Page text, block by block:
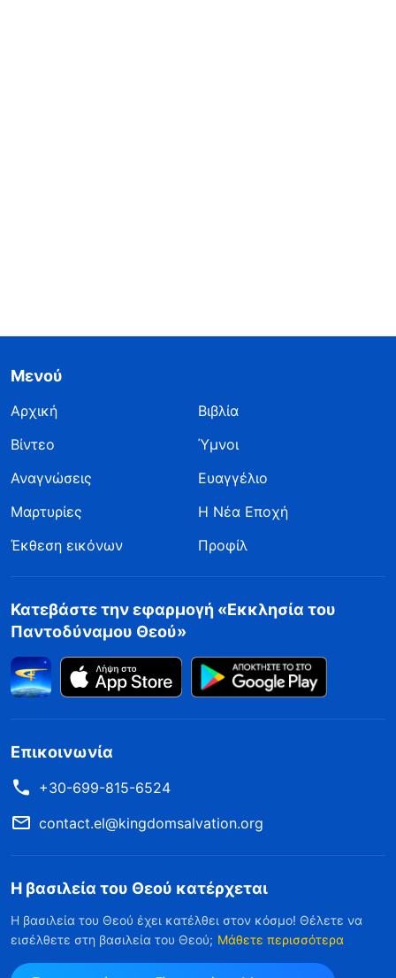
Μενού
Αρχική
Βιβλία
Βίντεο
Ύμνοι
Αναγνώσεις
Ευαγγέλιο
Μαρτυρίες
Η Νέα Εποχή
Έκθεση εικόνων
Προφίλ
Κατεβάστε την εφαρμογή «Εκκλησία του
Παντοδύναμου Θεού»
Επικοινωνία
+30-699-815-6524
contact.el@kingdomsalvation.org
Η βασιλεία του Θεού κατέρχεται
Η βασιλεία του Θεού έχει κατέλθει στον κόσμο! Θέλετε να
εισέλθετε στη βασιλεία του Θεού; Μάθετε περισσότερα